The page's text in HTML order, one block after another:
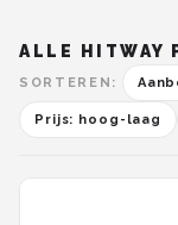
ALLE HITWAY
SORTEREN:
Prijs: hoog-laag